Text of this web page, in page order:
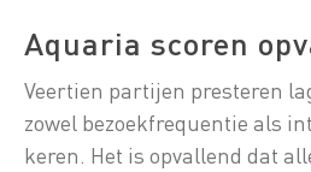
Aquaria scoren
Veertien partijen presteren
zowel bezoekfrequentie als
keren. Het is opvallend dat